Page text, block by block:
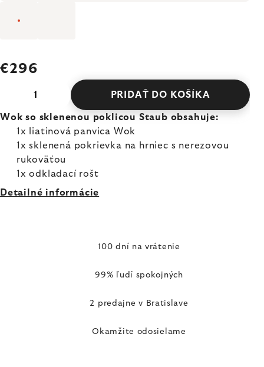
€296
PRIDAŤ DO KOŠÍKA
Wok so sklenenou poklicou Staub obsahuje:
1x liatinová panvica Wok
1x sklenená pokrievka na hrniec s nerezovou
rukoväťou
1x odkladací rošt
Detailné informácie
100 dní na vrátenie
99% ľudí spokojných
2 predajne v Bratislave
Okamžite odosielame